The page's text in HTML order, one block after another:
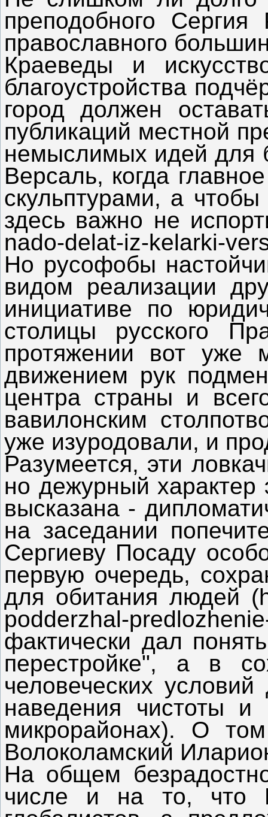
преподобного
православного
Краеведы и
благоустройства
город должен
публикаций местной
немыслимых идей для
Версаль, когда
скульптурами, а
здесь важно не
nado-delat-iz-kelarki-
Но русофобы
видом реализации
инициативе по
столицы русского
протяжении вот уже
движением рук
центра страны и
вавилонским
уже изуродовали, и
Разумеется, эти
но дежурный
высказана -
на заседании
Сергиеву Посаду
первую очередь,
для обитания людей
podderzhal-
фактически дал
перестройке", а в
человеческих
наведения чистоты
микрорайонах). О
Волоколамский
На общем
числе и на то, что